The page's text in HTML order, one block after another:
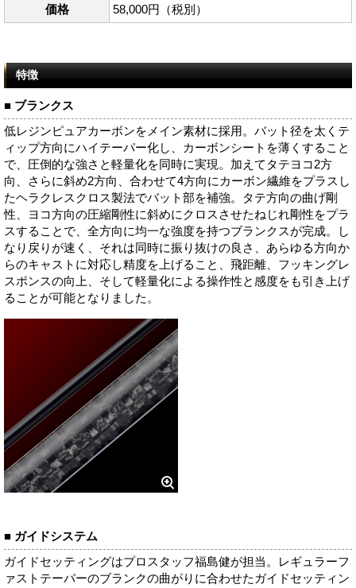
価格
58,000円（税別）
特徴
■ ブランクス
低レジンピュアカーボンをメイン素材に採用。バット径を太くテ
ィップ方向にハイテーパー化し、カーボンシートを薄くすること
で、圧倒的な強さと軽量化を同時に実現。加えてタテヨコ2方
向、さらに斜め2方向、合わせて4方向にカーボン繊維をプラスし
たヘラクレスクロス製法でバット部を補強。タテ方向の曲げ剛
性、ヨコ方向の圧縮剛性に斜めにクロスさせたねじれ剛性をプラ
スすることで、全方向に均一な強度を持つブランクスが完成。し
なり戻りが速く、それは同時に振り抜けの良さ、あらゆる方向か
らのキャストに対応し精度を上げること、飛距離、フッキングレ
スポンスの向上、そして軽量化による操作性と感度をも引き上げ
ることが可能となりました。
■ ガイドシステム
ガイドセッティングはプロスタッフ福島健が担当。レギュラーフ
ァストテーパーのブランクの曲がりに合わせたガイドセッティン